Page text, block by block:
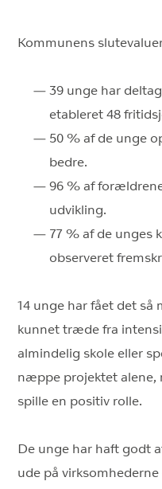
Kommunens
39 unge har
etableret 48
50 % af de unge
bedre.
96 % af
udvikling.
77 % af de unges
observeret
14 unge har fået det så
kunnet træde fra
almindelig skole eller
næppe projektet alene,
spille en positiv rolle.
De unge har haft godt
ude på